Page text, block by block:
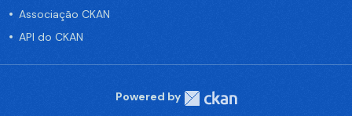
Associação CKAN
API do CKAN
Powered by